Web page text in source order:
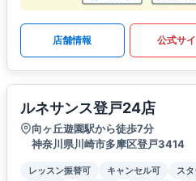
店舗情報 公式サ
ルネサンス登戸24店
向ヶ丘遊園駅から徒歩7分
神奈川県川崎市多摩区登戸3414
レッスン振替可 キャンセル可 ス